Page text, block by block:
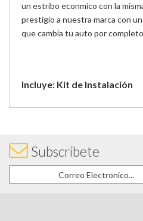
un estribo econmico con la
prestigio a nuestra marca con
que cambia tu auto por
Incluye: Kit de Instalación
Subscríbete